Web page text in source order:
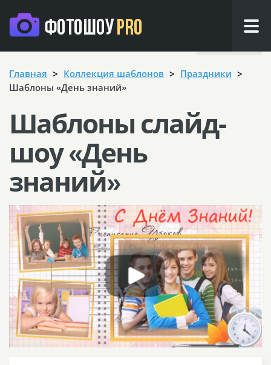
Главная Коллекция шаблонов
Праздники
Шаблоны «День знаний»
Шаблоны слайд-
шоу «День
знаний»